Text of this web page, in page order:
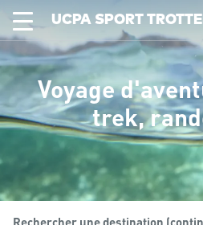
UCPA SPORT
Voyage
trek,